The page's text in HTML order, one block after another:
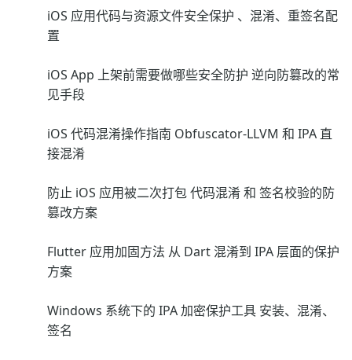
iOS 应用代码与资源文件安全保护 、混淆、重签名配
置
iOS App 上架前需要做哪些安全防护 逆向防篡改的常
见手段
iOS 代码混淆操作指南 Obfuscator-LLVM 和 IPA 直
接混淆
防止 iOS 应用被二次打包 代码混淆 和 签名校验的防
篡改方案
Flutter 应用加固方法 从 Dart 混淆到 IPA 层面的保护
方案
Windows 系统下的 IPA 加密保护工具 安装、混淆、
签名